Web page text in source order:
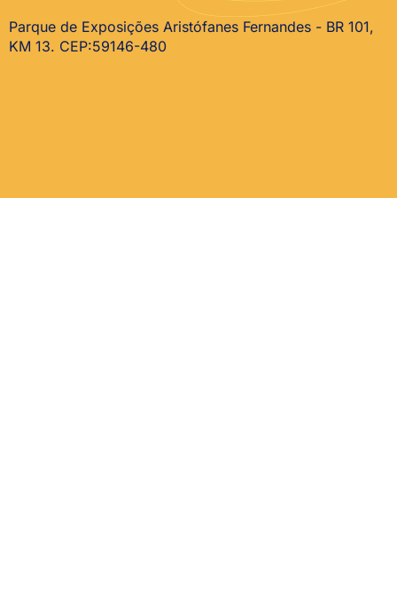
Parque de Exposições Aristófanes Fernandes - BR 101,
KM 13. CEP:59146-480